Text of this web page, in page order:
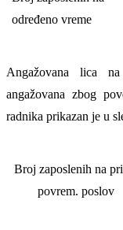
određeno vreme
Angažovana lica
angažovana zbog
radnika prikazan je u
Broj zaposlenih na
povrem. poslov